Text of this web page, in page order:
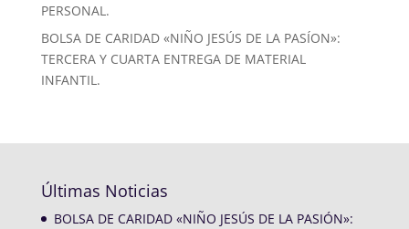
PERSONAL.
BOLSA DE CARIDAD «NIÑO JESÚS DE LA PASÍON»:
TERCERA Y CUARTA ENTREGA DE MATERIAL
INFANTIL.
Últimas Noticias
BOLSA DE CARIDAD «NIÑO JESÚS DE LA PASIÓN»: